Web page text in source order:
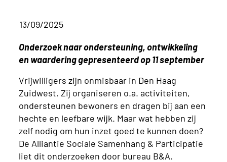
13/09/2025
Onderzoek naar ondersteuning, ontwikkeling
en waardering gepresenteerd op 11 september
Vrijwilligers zijn onmisbaar in Den Haag
Zuidwest. Zij organiseren o.a. activiteiten,
ondersteunen bewoners en dragen bij aan een
hechte en leefbare wijk. Maar wat hebben zij
zelf nodig om hun inzet goed te kunnen doen?
De Alliantie Sociale Samenhang & Participatie
liet dit onderzoeken door bureau B&A.